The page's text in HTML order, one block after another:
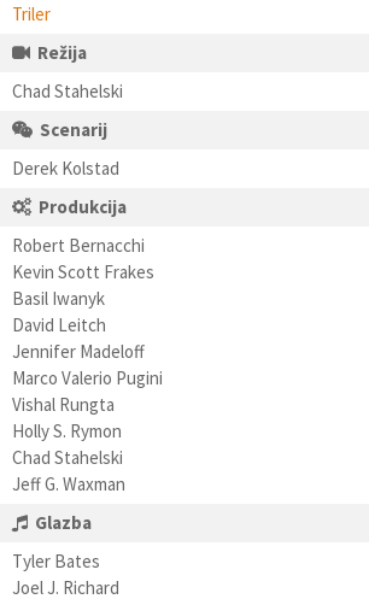
Triler
Režija
Chad Stahelski
Scenarij
Derek Kolstad
Produkcija
Robert Bernacchi
Kevin Scott Frakes
Basil Iwanyk
David Leitch
Jennifer Madeloff
Marco Valerio Pugini
Vishal Rungta
Holly S. Rymon
Chad Stahelski
Jeff G. Waxman
Glazba
Tyler Bates
Joel J. Richard